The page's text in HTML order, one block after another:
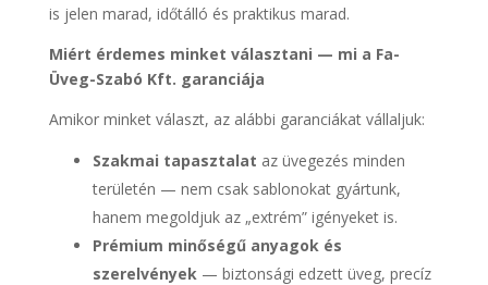
is jelen marad, időtálló és praktikus marad.
Miért érdemes minket választani — mi a Fa-
Üveg-Szabó Kft. garanciája
Amikor minket választ, az alábbi garanciákat vállaljuk:
Szakmai tapasztalat az üvegezés minden
területén — nem csak sablonokat gyártunk,
hanem megoldjuk az „extrém” igényeket is.
Prémium minőségű anyagok és
szerelvények— biztonsági edzett üveg, precíz